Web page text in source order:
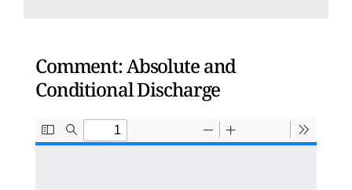
Comment: Absolute and
Conditional Discharge